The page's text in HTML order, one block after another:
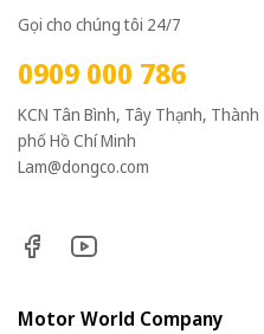
Gọi cho chúng tôi 24/7
0909 000 786
KCN Tân Bình, Tây Thạnh, Thành
phố Hồ Chí Minh
Lam@dongco.com
Motor World Company